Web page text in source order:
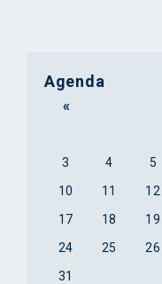
Agenda
«
3
4 5
10
11 12
17
18 19
24
25 26
31